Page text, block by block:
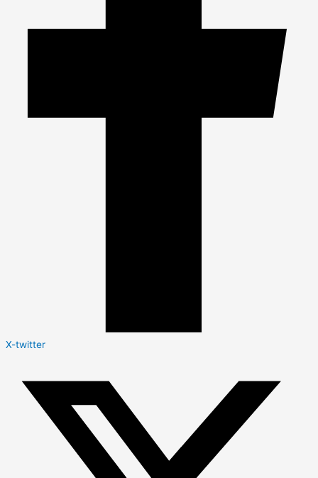
X-twitter